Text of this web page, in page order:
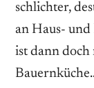
schlichter,
an Haus-
ist dann